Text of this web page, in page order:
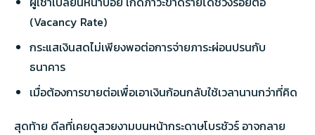
(Vacancy Rate)
กระแสเงินสดไม่เพียงพอต่อการจ่ายภาระผ่อนปรนกับ
ธนาคาร
เมื่อต้องการขายต่อเพื่อเอาเงินก้อนกลับใช้เวลานานกว่าที่คิด
สุดท้าย ดีลที่เคยดูสวยงามบนหน้ากระดาษโบรชัวร์ อาจกลาย